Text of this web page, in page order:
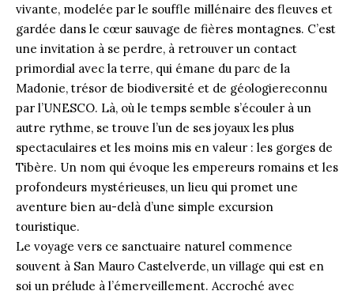
vivante, modelée par le souffle millénaire des fleuves et
gardée dans le cœur sauvage de fières montagnes. C’est
une invitation à se perdre, à retrouver un contact
primordial avec la terre, qui émane du parc de la
Madonie, trésor de biodiversité et de géologiereconnu
par l’UNESCO. Là, où le temps semble s’écouler à un
autre rythme, se trouve l’un de ses joyaux les plus
spectaculaires et les moins mis en valeur : les gorges de
Tibère. Un nom qui évoque les empereurs romains et les
profondeurs mystérieuses, un lieu qui promet une
aventure bien au-delà d’une simple excursion
touristique.
Le voyage vers ce sanctuaire naturel commence
souvent à San Mauro Castelverde, un village qui est en
soi un prélude à l’émerveillement. Accroché avec